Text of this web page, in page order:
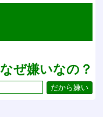
なぜ嫌いなの？